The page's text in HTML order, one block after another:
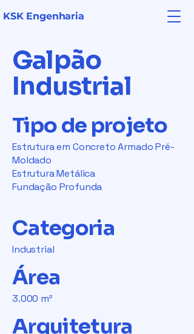
KSK Engenharia
Galpão
Industrial
Tipo de projeto
Estrutura em Concreto Armado Pré-
Moldado
Estrutura Metálica
Fundação Profunda
Categoria
Industrial
Área
3.000 m²
Arquitetura